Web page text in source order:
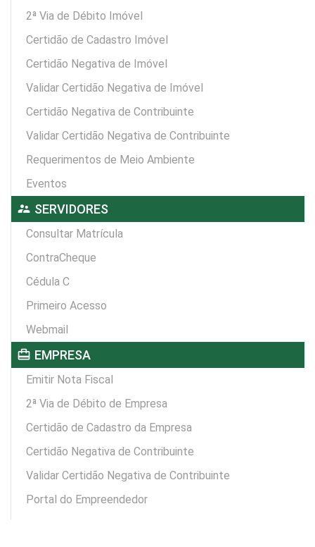
2ª Via de Débito Imóvel
Certidão de Cadastro Imóvel
Certidão Negativa de Imóvel
Validar Certidão Negativa de Imóvel
Certidão Negativa de Contribuinte
Validar Certidão Negativa de Contribuinte
Requerimentos de Meio Ambiente
Eventos
supervisor_account SERVIDORES
Consultar Matrícula
ContraCheque
Cédula C
Primeiro Acesso
Webmail
card_travel EMPRESA
Emitir Nota Fiscal
2ª Via de Débito de Empresa
Certidão de Cadastro da Empresa
Certidão Negativa de Contribuinte
Validar Certidão Negativa de Contribuinte
Portal do Empreendedor